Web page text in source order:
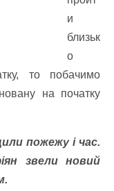
и
близьк
о
то побачимо
на початку
пожежу і час.
звели новий